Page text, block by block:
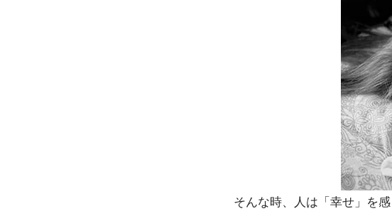
そんな時、人は「幸せ」を